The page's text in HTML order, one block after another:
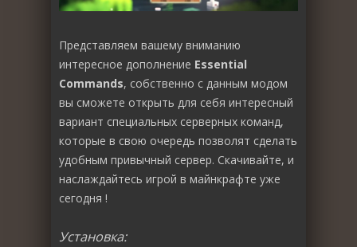
Представляем вашему вниманию
интересное дополнение Essential
Commands, собственно с данным модом
вы сможете открыть для себя интересный
вариант специальных серверных команд,
которые в свою очередь позволят сделать
удобным привычный сервер. Скачивайте, и
наслаждайтесь игрой в майнкрафте уже
сегодня !
Установка: